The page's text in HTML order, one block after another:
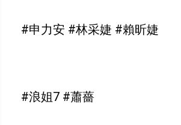
#申力安 #林采婕 #賴昕婕
#浪姐7 #蕭薔